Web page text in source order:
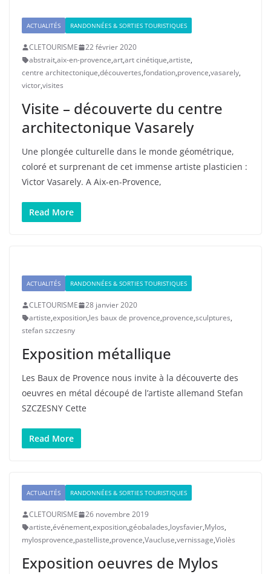
ACTUALITÉS RANDONNÉES & SORTIES TOURISTIQUES
CLETOURISME
22 février 2020
abstrait,aix-en-provence,art,art cinétique,artiste,
centre architectonique,découvertes,fondation,provence,vasarely,
victor,visites
Visite – découverte du centre
architectonique Vasarely
Une plongée culturelle dans le monde géométrique,
coloré et surprenant de cet immense artiste plasticien :
Victor Vasarely. A Aix-en-Provence,
Read More
ACTUALITÉS RANDONNÉES & SORTIES TOURISTIQUES
CLETOURISME
28 janvier 2020
artiste,exposition,les baux de provence,provence,sculptures,
stefan szczesny
Exposition métallique
Les Baux de Provence nous invite à la découverte des
oeuvres en métal découpé de l’artiste allemand Stefan
SZCZESNY Cette
Read More
ACTUALITÉS RANDONNÉES & SORTIES TOURISTIQUES
CLETOURISME
26 novembre 2019
artiste,événement,exposition,géobalades,loysfavier,Mylos,
mylosprovence,pastelliste,provence,Vaucluse,vernissage,Violès
Exposition oeuvres de Mylos